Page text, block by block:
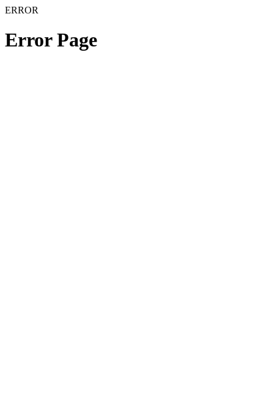
ERROR
Error Page